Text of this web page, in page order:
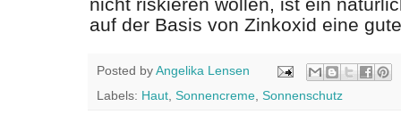
nicht riskieren wollen, ist ein
auf der Basis von Zinkoxid eine
Posted byAngelika Lensen
Labels: Haut Sonnencreme Sonnenschutz